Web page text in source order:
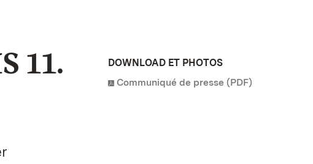
11.
DOWNLOAD ET PHOTOS
Communiqué de presse (PDF)